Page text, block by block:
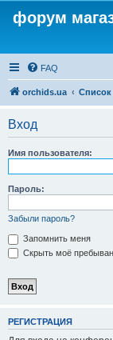
форум
FAQ
orchids.ua
Вход
Имя пользователя:
Пароль:
Забыли пароль?
Запомнить меня
Скрыть моё
РЕГИСТРАЦИЯ